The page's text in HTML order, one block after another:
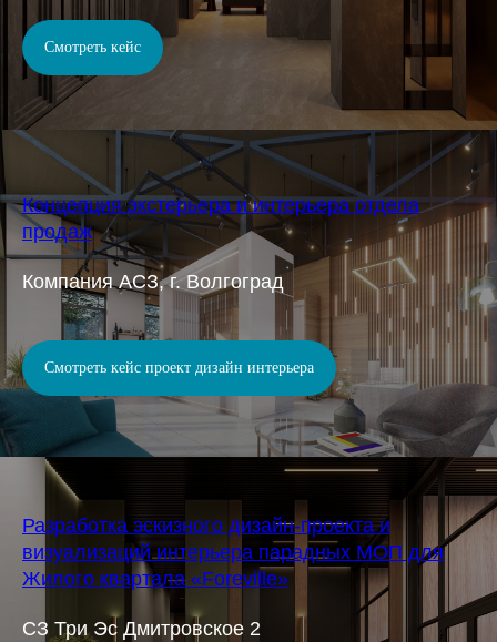
Смотреть кейс
Концепция экстерьера и интерьера отдела
продаж
Компания АСЗ, г. Волгоград
Смотреть кейс проект дизайн интерьера
Разработка эскизного дизайн-проекта и
визуализаций интерьера парадных МОП для
Жилого квартала «Foreville»
СЗ Три Эс Дмитровское 2